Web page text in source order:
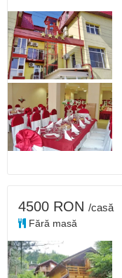
4500 RON /casă
Fără masă